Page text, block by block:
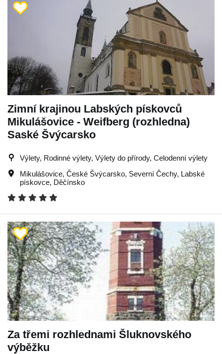
Zimní krajinou Labských pískovců
Mikulášovice - Weifberg (rozhledna)
Saské Švýcarsko
Výlety, Rodinné výlety, Výlety do přírody, Celodenní výlety
Mikulášovice, České Švýcarsko, Severní Čechy, Labské
pískovce, Děčínsko
Za třemi rozhlednami Šluknovského
výběžku